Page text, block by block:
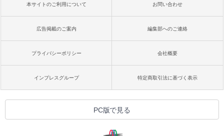
本サイトのご利用について お問い合わせ
広告掲載のご案内 編集部へのご連絡
プライバシーポリシー 会社概要
インプレスグループ 特定商取引法に基づく表示
PC版で見る